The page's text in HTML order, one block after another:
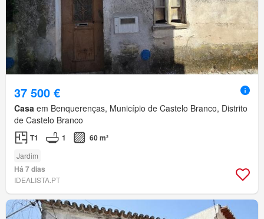
37 500 €
Casa em Benquerenças, Município de Castelo Branco, Distrito
de Castelo Branco
T1 1 60 m²
Jardim
Há 7 dias
IDEALISTA.PT